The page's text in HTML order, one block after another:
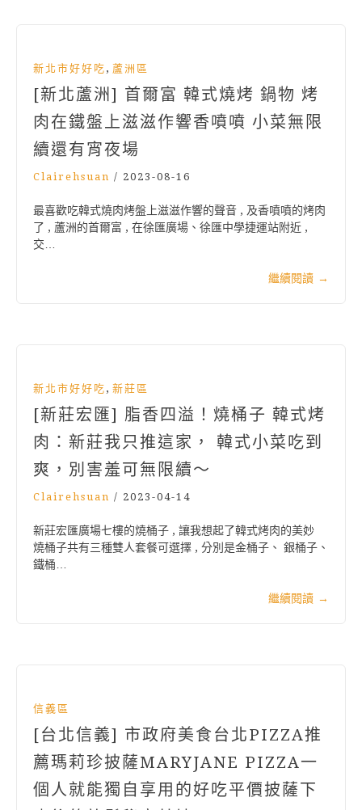
新北市好好吃 , 蘆洲區
[新北蘆洲] 首爾富 韓式燒烤 鍋物 烤
肉在鐵盤上滋滋作響香噴噴 小菜無限
續還有宵夜場
Clairehsuan / 2023-08-16
最喜歡吃韓式燒肉烤盤上滋滋作響的聲音 , 及香噴噴的烤肉
了 , 蘆洲的首爾富 , 在徐匯廣場、徐匯中學捷運站附近 ,
交…
繼續閱讀 →
新北市好好吃 , 新莊區
[新莊宏匯] 脂香四溢！燒桶子 韓式烤
肉：新莊我只推這家， 韓式小菜吃到
爽，別害羞可無限續～
Clairehsuan / 2023-04-14
新莊宏匯廣場七樓的燒桶子 , 讓我想起了韓式烤肉的美妙
燒桶子共有三種雙人套餐可選擇 , 分別是金桶子、 銀桶子、
鐵桶…
繼續閱讀 →
信義區
[台北信義] 市政府美食台北PIZZA推
薦瑪莉珍披薩MARYJANE PIZZA一
個人就能獨自享用的好吃平價披薩下